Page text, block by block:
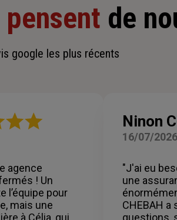
de
google les plus récents
agence
! Un
l’équipe pour
mais une
à Célia, qui
Ninon
16/07/2026
"J'ai eu
une
CHEBAH
questions,